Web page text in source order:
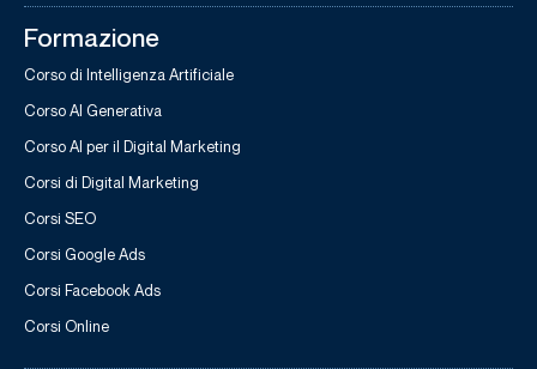
Formazione
Corso di Intelligenza Artificiale
Corso AI Generativa
Corso AI per il Digital Marketing
Corsi di Digital Marketing
Corsi SEO
Corsi Google Ads
Corsi Facebook Ads
Corsi Online